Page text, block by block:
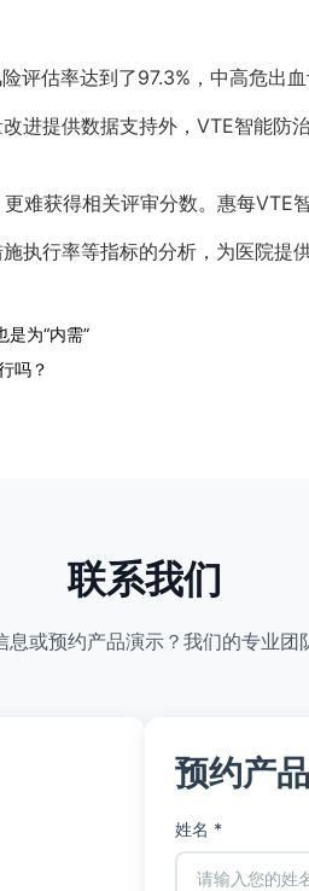
评估率达到了97.3%，中高危出
进提供数据支持外，VTE智能防
难获得相关评审分数。惠每VTE
执行率等指标的分析，为医院提
是为“内需”
吗？
联系我们
息或预约产品演示？我们的专业团
预约产
姓名 *